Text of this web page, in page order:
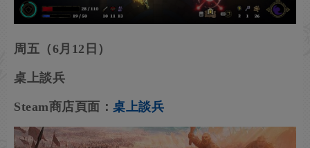
周五（6月12日）
桌上談兵
Steam商店頁面： 桌上談兵